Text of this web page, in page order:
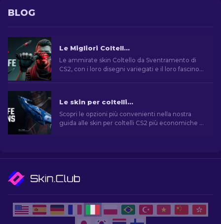
BLOG
Le Migliori Coltello da Sventramento in CS2: Elenco Completo [2026]
Le ammirate skin Coltello da Sventramento di
CS2, con i loro disegni variegati e il loro fascino
Le skin per coltelli CS2 più economiche [2026]
Scopri le opzioni più convenienti nella nostra
guida alle skin per coltelli CS2 più economiche e